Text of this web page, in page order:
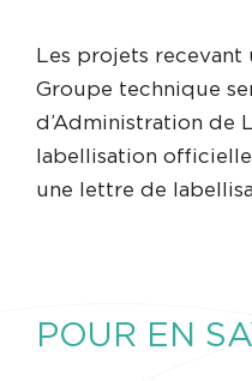
Les projets recevant
Groupe technique
d’Administration de
labellisation
une lettre de
POUR EN